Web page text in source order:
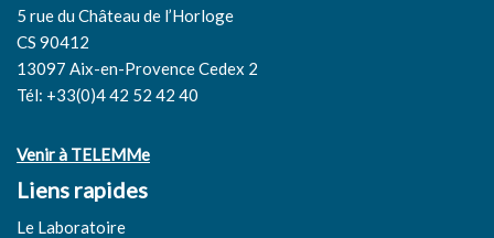
5 rue du Château de l’Horloge
CS 90412
13097 Aix-en-Provence Cedex 2
Tél: +33(0)4 42 52 42 40
Venir à TELEMMe
Liens rapides
Le Laboratoire